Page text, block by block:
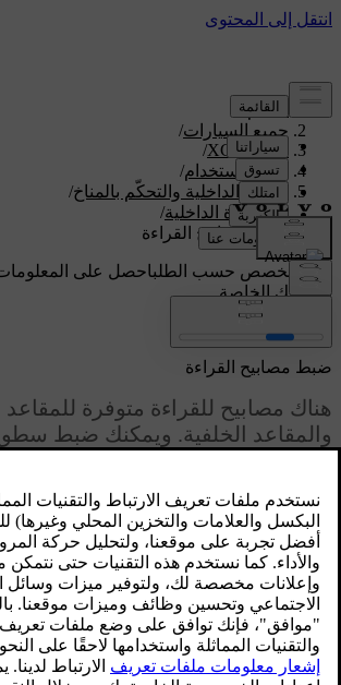
الدعم/
جميع السيارات/
XC60 2026
/
دليل الاستخدام/
الراحة الداخلية والتحكّم بالمناخ/
الإضاءة الداخلية/
ضبط مصابيح القراءة
دعم مخصص حسب الطلباحصل على
بسيارتك الخاصة.
تسجيل الدخول
محدّث ٠٢‏/٠٢‏/٢٠٢٦
ضبط مصابيح القراءة
هناك مصابيح للقراءة متوفرة للمقاعد
والمقاعد الخلفية. ويمكنك ضبط
إنّ مصابيح القراءة الخاصة بالمقاعد الأمامية
العلوي، أمّا مصابيح القراءة الخاصة بالمقاعد
فوق الأبواب الخلفية.